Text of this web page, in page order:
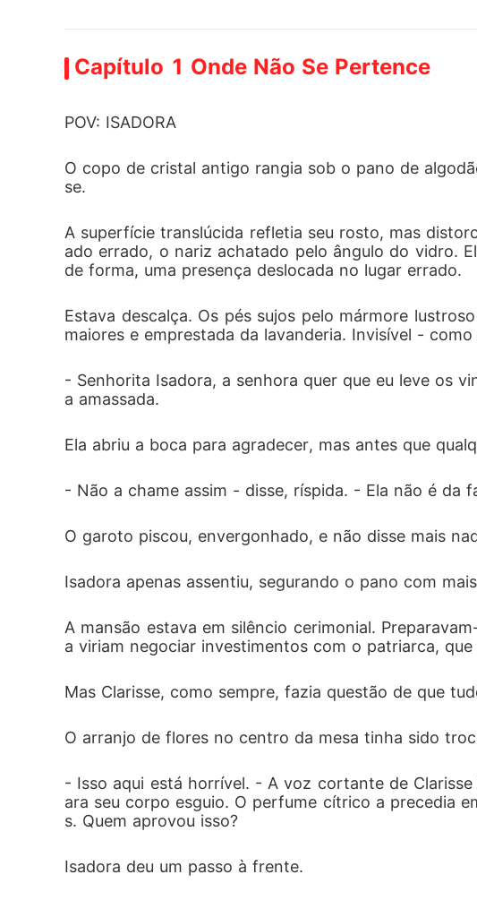
E uma promessa: ninguém sai ileso.
Isadora quer o mundo em chamas.
"Você quer ser minha esposa, mesmo carregando o
Capítulo 1 Onde Não Se Pertence
POV: ISADORA
O copo de cristal antigo rangia sob o pano de
se.
A superfície translúcida refletia seu rosto, mas
ado errado, o nariz achatado pelo ângulo do vidro.
de forma, uma presença deslocada no lugar errado.
Estava descalça. Os pés sujos pelo mármore
maiores e emprestada da lavanderia. Invisível - como
- Senhorita Isadora, a senhora quer que eu leve os
a amassada.
Ela abriu a boca para agradecer, mas antes que
- Não a chame assim - disse, ríspida. - Ela não é da
O garoto piscou, envergonhado, e não disse mais
Isadora apenas assentiu, segurando o pano com
A mansão estava em silêncio cerimonial.
a viriam negociar investimentos com o patriarca,
Mas Clarisse, como sempre, fazia questão de que
O arranjo de flores no centro da mesa tinha sido
- Isso aqui está horrível. - A voz cortante de
ara seu corpo esguio. O perfume cítrico a precedia
s. Quem aprovou isso?
Isadora deu um passo à frente.